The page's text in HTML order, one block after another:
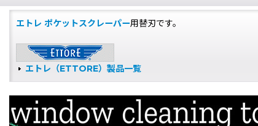
エトレ ポケットスクレーパー用替刃です。
エトレ（ETTORE）製品一覧